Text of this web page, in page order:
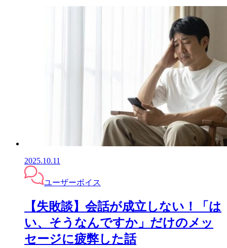
2025.10.11
ユーザーボイス
【失敗談】会話が成立しない！「は
い、そうなんですか」だけのメッ
セージに疲弊した話